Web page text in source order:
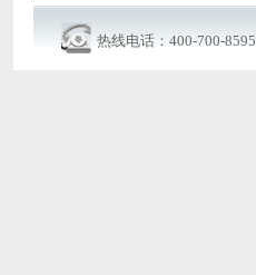
热线电话：400-700-8595